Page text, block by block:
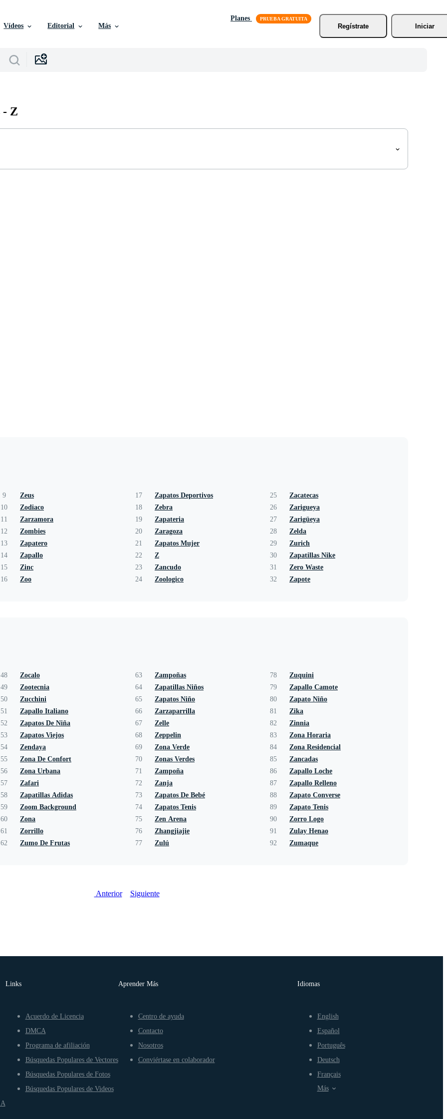
Vídeos Editorial Más
Planes
Regístrate
Iniciar
- Z
9
Zeus
10
Zodiaco
11
Zarzamora
12
Zombies
13
Zapatero
14
Zapallo
15
Zinc
16
Zoo
17
Zapatos Deportivos
18
Zebra
19
Zapateria
20
Zaragoza
21
Zapatos Mujer
22
Z
23
Zancudo
24
Zoologico
25
Zacatecas
26
Zarigueya
27
Zarigüeya
28
Zelda
29
Zurich
30
Zapatillas Nike
31
Zero Waste
32
Zapote
48
Zocalo
49
Zootecnia
50
Zucchini
51
Zapallo Italiano
52
Zapatos De Niña
53
Zapatos Viejos
54
Zendaya
55
Zona De Confort
56
Zona Urbana
57
Zafari
58
Zapatillas Adidas
59
Zoom Background
60
Zona
61
Zorrillo
62
Zumo De Frutas
63
Zampoñas
64
Zapatillas Niños
65
Zapatos Niño
66
Zarzaparrilla
67
Zelle
68
Zeppelin
69
Zona Verde
70
Zonas Verdes
71
Zampoña
72
Zanja
73
Zapatos De Bebé
74
Zapatos Tenis
75
Zen Arena
76
Zhangjiajie
77
Zulú
78
Zuquini
79
Zapallo Camote
80
Zapato Niño
81
Zika
82
Zinnia
83
Zona Horaria
84
Zona Residencial
85
Zancadas
86
Zapallo Loche
87
Zapallo Relleno
88
Zapato Converse
89
Zapato Tenis
90
Zorro Logo
91
Zulay Henao
92
Zumaque
Anterior Siguiente
Links
Acuerdo de Licencia
DMCA
Programa de afiliación
Búsquedas Populares de Vectores
Búsquedas Populares de Fotos
Búsquedas Populares de Videos
Aprender Más
Centro de ayuda
Contacto
Nosotros
Conviértase en colaborador
Idiomas
English
Español
Português
Deutsch
Français
Más